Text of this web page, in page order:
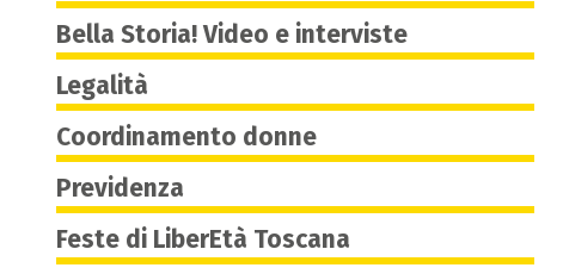
Bella Storia! Video e interviste
Legalità
Coordinamento donne
Previdenza
Feste di LiberEtà Toscana